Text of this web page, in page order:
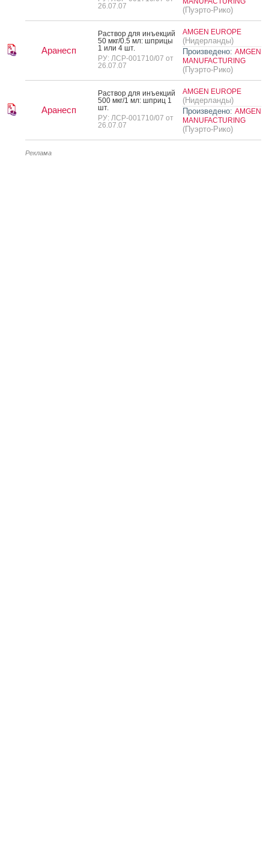
26.07.07
(Пуэрто-Рико)
Аранесп
Рас­твор для инъ­ек­ций
50 мкг/0.5 мл: шпри­цы
1 или 4 шт.
РУ: ЛСР-001710/07 от
26.07.07
AMGEN EUROPE
(Нидерланды)
Произведено: AMGEN
MANUFACTURING
(Пуэрто-Рико)
Аранесп
Рас­твор для инъ­ек­ций
500 мкг/1 мл: шприц 1
шт.
РУ: ЛСР-001710/07 от
26.07.07
AMGEN EUROPE
(Нидерланды)
Произведено: AMGEN
MANUFACTURING
(Пуэрто-Рико)
Реклама